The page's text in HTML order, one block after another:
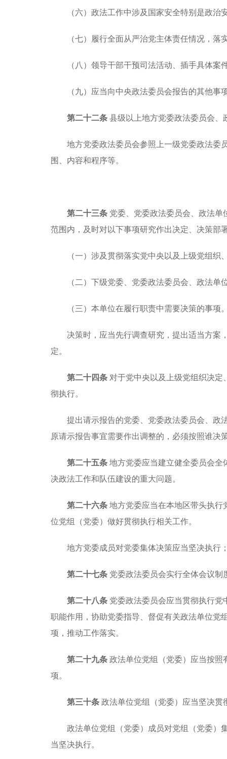
（六）政法工作中涉及国家安全特别是政治
（七）履行全面从严治党主体责任情况，
（八）领导干部干预司法活动、插手具体案
（九）应当向中央政法委员会报告的其他事
第二十二条 县级以上地方党委政法委员会、
地方党委政法委员会参照上一级党委政法委
围、内容和程序等。
第二十三条 党委、党委政法委员会、政法
范围内，及时对以下事项研究作出决定、决策部
（一）涉及贯彻落实党中央以及上级党组
（二）下级党委、党委政法委员会、政法
（三）本单位在履行职责中需要决策的事项
决策时，应当先行调查研究，提出适当方案
定。
第二十四条 对于党中央以及上级党组织决
彻执行。
提出请示报告的党委、党委政法委员会、政
原请示报告事宜需要作出调整的，必须按照谁决
第二十五条 地方党委应当建立健全委员会全
决政法工作和队伍建设的重大问题。
第二十六条 地方党委应当在本地区带头执行
位党组（党委）做好贯彻执行相关工作。
地方党委成员对党委集体决策应当坚决执行
第二十七条 党委政法委员会实行全体会议
第二十八条 党委政法委员会应当贯彻执行
职能作用，协助党委指导、督促有关政法单位党
项，推动工作落实。
第二十九条 政法单位党组（党委）应当按照
项。
第三十条 政法单位党组（党委）应当坚决
政法单位党组（党委）成员对党组（党委）
当坚决执行。